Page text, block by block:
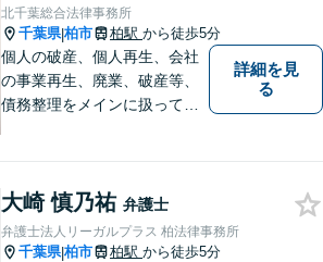
北千葉総合法律事務所
千葉県|柏市 柏駅 から徒歩5分
個人の破産、個人再生、会社
の事業再生、廃業、破産等、
債務整理をメインに扱ってお
私的整理も取扱い可能です。
債務に関する初回相談は無料
です。
詳細を見
る
大崎 慎乃祐 弁護士
弁護士法人リーガルプラス 柏法律事務所
千葉県|柏市 柏駅 から徒歩5分